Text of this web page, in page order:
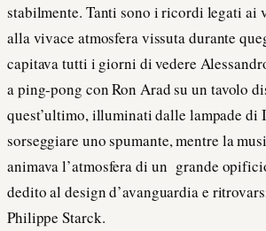
stabilmente. Tanti sono i ricordi legati ai
alla vivace atmosfera vissuta durante
capitava tutti i giorni di vedere
a ping-pong con Ron Arad su un tavolo
quest’ultimo, illuminati dalle lampade di
sorseggiare uno spumante, mentre la
animava l’atmosfera di un grande
dedito al design d’avanguardia e
Philippe Starck.